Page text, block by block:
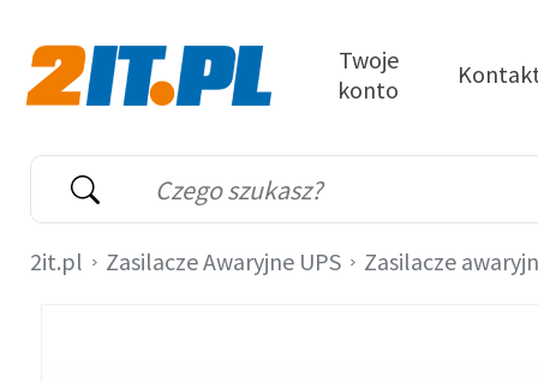
Wyszukiwarka
Słowo kluczowe
Twoje
konto
2it.pl Zasilacze Awaryjne UPS Zasilacze